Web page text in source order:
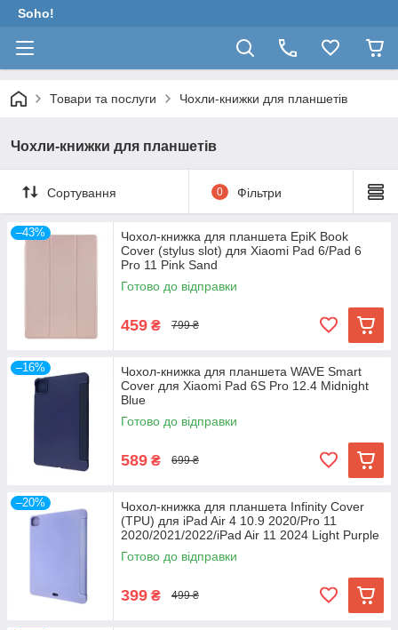
Soho!
Товари та послуги Чохли-книжки для планшетів
Чохли-книжки для планшетів
Сортування 0 Фільтри
–43%
Чохол-книжка для планшета EpiK Book
Cover (stylus slot) для Xiaomi Pad 6/Pad 6
Pro 11 Pink Sand
Готово до відправки
459 ₴ 799 ₴
–16%
Чохол-книжка для планшета WAVE Smart
Cover для Xiaomi Pad 6S Pro 12.4 Midnight
Blue
Готово до відправки
589 ₴ 699 ₴
–20%
Чохол-книжка для планшета Infinity Cover
(TPU) для iPad Air 4 10.9 2020/Pro 11
2020/2021/2022/iPad Air 11 2024 Light Purple
Готово до відправки
399 ₴ 499 ₴